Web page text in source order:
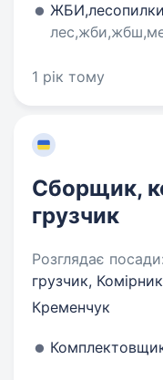
1 рік тому
Сборщик,
грузчик
Розглядає посади:
грузчик,
Кременчук